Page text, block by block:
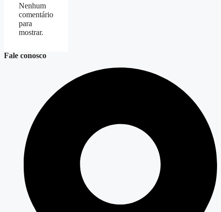
Nenhum
comentário
para
mostrar.
Fale conosco